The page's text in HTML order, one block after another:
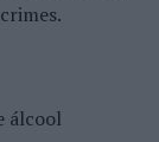
álcool